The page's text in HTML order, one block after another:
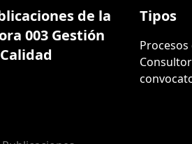
de la
003 Gestión
Tipos
Procesos